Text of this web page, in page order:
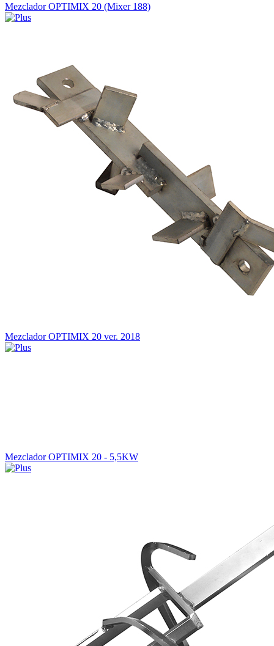
Mezclador OPTIMIX 20 (Mixer 188)
Mezclador OPTIMIX 20 ver. 2018
Mezclador OPTIMIX 20 - 5,5KW